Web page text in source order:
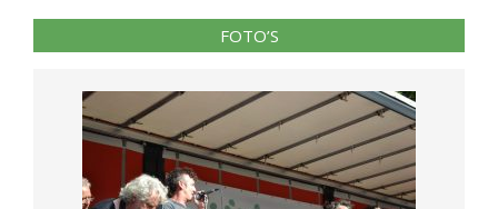
FOTO’S